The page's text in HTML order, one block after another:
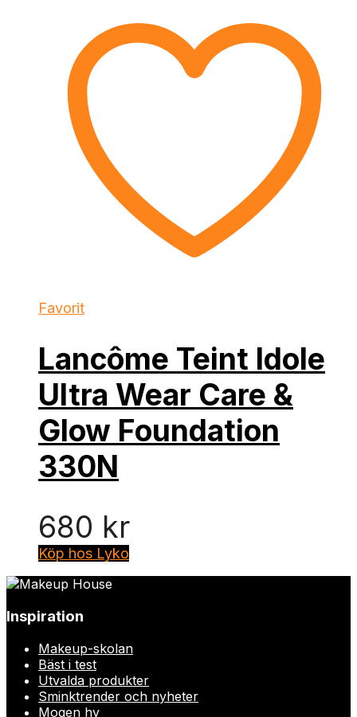
Favorit
Lancôme Teint Idole
Ultra Wear Care &
Glow Foundation
330N
680 kr
Köp hos Lyko
Inspiration
Makeup-skolan
Bäst i test
Utvalda produkter
Sminktrender och nyheter
Mogen hy